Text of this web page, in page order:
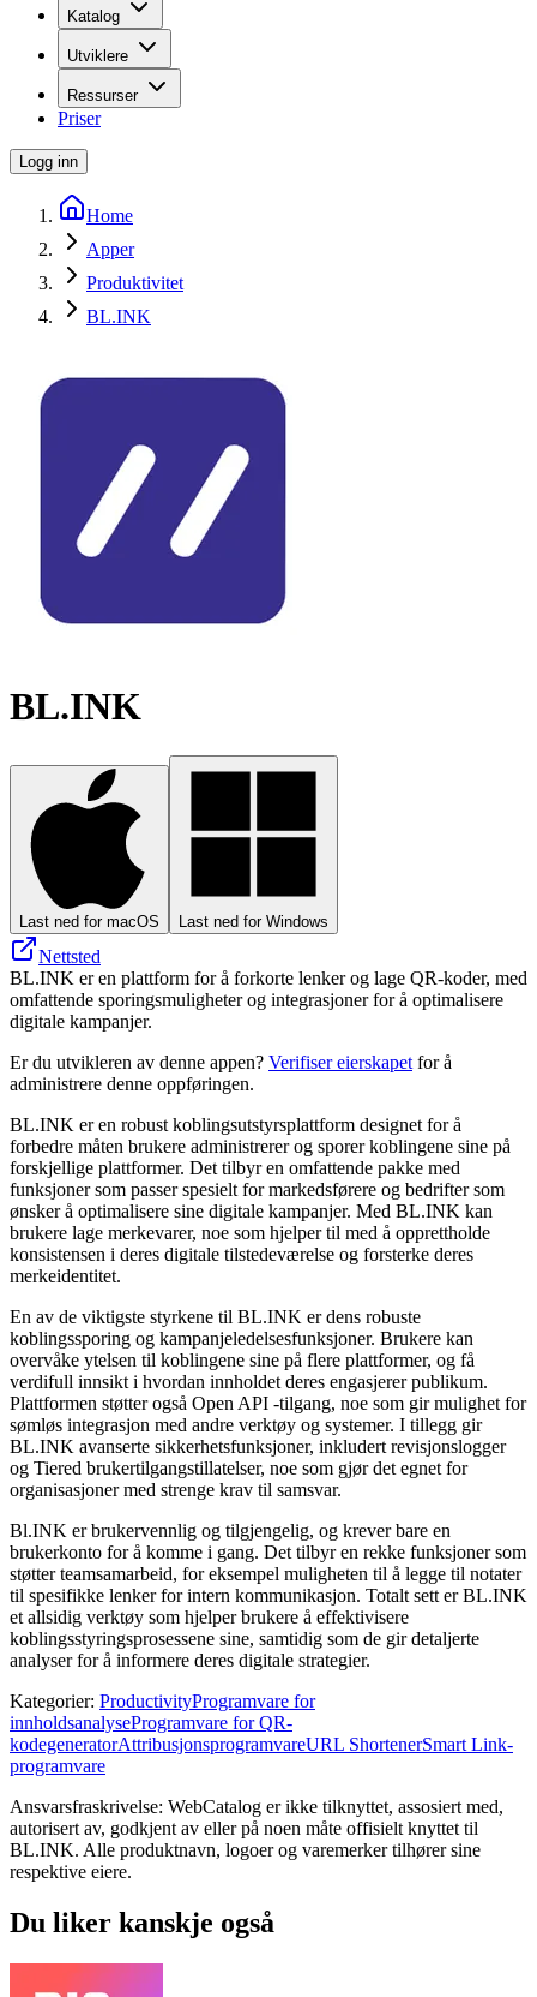
Katalog
Utviklere
Ressurser
Priser
Logg inn
Home
Apper
Produktivitet
BL.INK
BL.INK
Last ned for macOS Last ned for Windows
Nettsted
BL.INK er en plattform for å forkorte lenker og lage QR-koder, med
omfattende sporingsmuligheter og integrasjoner for å optimalisere
digitale kampanjer.
Er du utvikleren av denne appen? Verifiser eierskapet for å
administrere denne oppføringen.
BL.INK er en robust koblingsutstyrsplattform designet for å
forbedre måten brukere administrerer og sporer koblingene sine på
forskjellige plattformer. Det tilbyr en omfattende pakke med
funksjoner som passer spesielt for markedsførere og bedrifter som
ønsker å optimalisere sine digitale kampanjer. Med BL.INK kan
brukere lage merkevarer, noe som hjelper til med å opprettholde
konsistensen i deres digitale tilstedeværelse og forsterke deres
merkeidentitet.
En av de viktigste styrkene til BL.INK er dens robuste
koblingssporing og kampanjeledelsesfunksjoner. Brukere kan
overvåke ytelsen til koblingene sine på flere plattformer, og få
verdifull innsikt i hvordan innholdet deres engasjerer publikum.
Plattformen støtter også Open API -tilgang, noe som gir mulighet for
sømløs integrasjon med andre verktøy og systemer. I tillegg gir
BL.INK avanserte sikkerhetsfunksjoner, inkludert revisjonslogger
og Tiered brukertilgangstillatelser, noe som gjør det egnet for
organisasjoner med strenge krav til samsvar.
Bl.INK er brukervennlig og tilgjengelig, og krever bare en
brukerkonto for å komme i gang. Det tilbyr en rekke funksjoner som
støtter teamsamarbeid, for eksempel muligheten til å legge til notater
til spesifikke lenker for intern kommunikasjon. Totalt sett er BL.INK
et allsidig verktøy som hjelper brukere å effektivisere
koblingsstyringsprosessene sine, samtidig som de gir detaljerte
analyser for å informere deres digitale strategier.
Kategorier: ProductivityProgramvare for
innholdsanalyseProgramvare for QR-
kodegeneratorAttribusjonsprogramvareURL ShortenerSmart Link-
programvare
Ansvarsfraskrivelse: WebCatalog er ikke tilknyttet, assosiert med,
autorisert av, godkjent av eller på noen måte offisielt knyttet til
BL.INK. Alle produktnavn, logoer og varemerker tilhører sine
respektive eiere.
Du liker kanskje også